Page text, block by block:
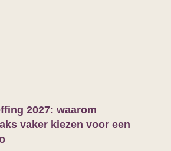
2027: waarom
vaker kiezen voor een